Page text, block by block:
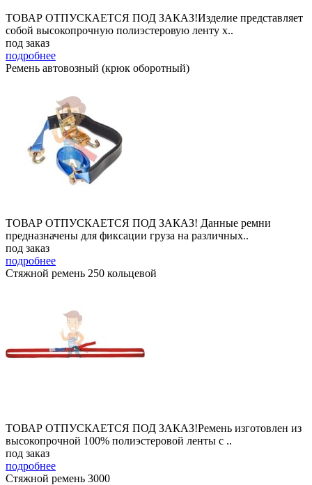
ТОВАР ОТПУСКАЕТСЯ ПОД ЗАКАЗ!Изделие представляет
собой высокопрочную полиэстеровую ленту х..
под заказ
подробнее
Ремень автовозный (крюк оборотный)
ТОВАР ОТПУСКАЕТСЯ ПОД ЗАКАЗ! Данные ремни
предназначены для фиксации груза на различных..
под заказ
подробнее
Стяжной ремень 250 кольцевой
ТОВАР ОТПУСКАЕТСЯ ПОД ЗАКАЗ!Ремень изготовлен из
высокопрочной 100% полиэстеровой ленты с ..
под заказ
подробнее
Стяжной ремень 3000